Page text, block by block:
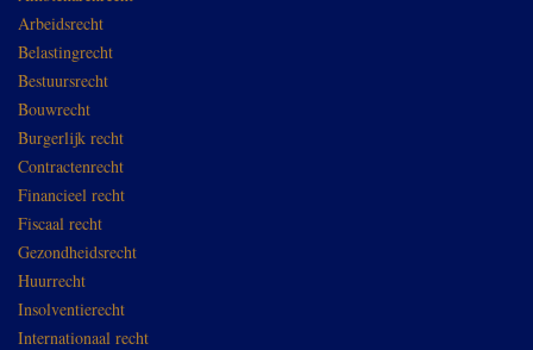
Arbeidsrecht
Belastingrecht
Bestuursrecht
Bouwrecht
Burgerlijk recht
Contractenrecht
Financieel recht
Fiscaal recht
Gezondheidsrecht
Huurrecht
Insolventierecht
Internationaal recht